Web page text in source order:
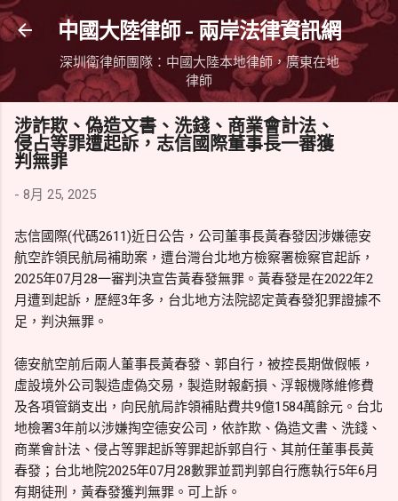
跳到主要內容
中國大陸律師 - 兩岸法律資訊網
深圳衛律師團隊：中國大陸本地律師，廣東在地
律師
涉詐欺、偽造文書、洗錢、商業會計法、
侵占等罪遭起訴，志信國際董事長一審獲
判無罪
- 8月 25, 2025
志信國際(代碼2611)近日公告，公司董事長黃春發因涉嫌德安
航空詐領民航局補助案，遭台灣台北地方檢察署檢察官起訴，
2025年07月28一審判決宣告黃春發無罪。黃春發是在2022年2
月遭到起訴，歷經3年多，台北地方法院認定黃春發犯罪證據不
足，判決無罪。
德安航空前后兩人董事長黃春發、郭自行，被控長期做假帳，
虛設境外公司製造虛偽交易，製造財報虧損、浮報機隊維修費
及各項管銷支出，向民航局詐領補貼費共9億1584萬餘元。台北
地檢署3年前以涉嫌掏空德安公司，依詐欺、偽造文書、洗錢、
商業會計法、侵占等罪起訴等罪起訴郭自行、其前任董事長黃
春發；台北地院2025年07月28數罪並罰判郭自行應執行5年6月
有期徒刑，黃春發獲判無罪。可上訴。